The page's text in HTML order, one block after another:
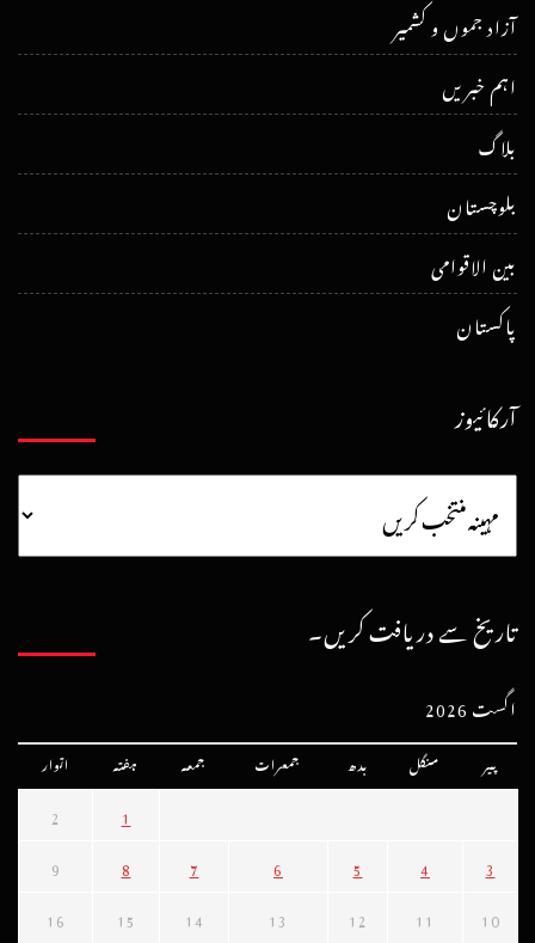
آزاد جموں و کشمیر
اہم خبریں
بلاگ
بلوچستان
بین الاقوامی
پاکستان
آرکائیوز
تاریخ سے دریافت کریں۔
اگست 2026
پیر منگل بدھ جمعرات جمعہ ہفتہ اتوار
1
2
3
4
5
6
7
8
9
10
11
12
13
14
15
16